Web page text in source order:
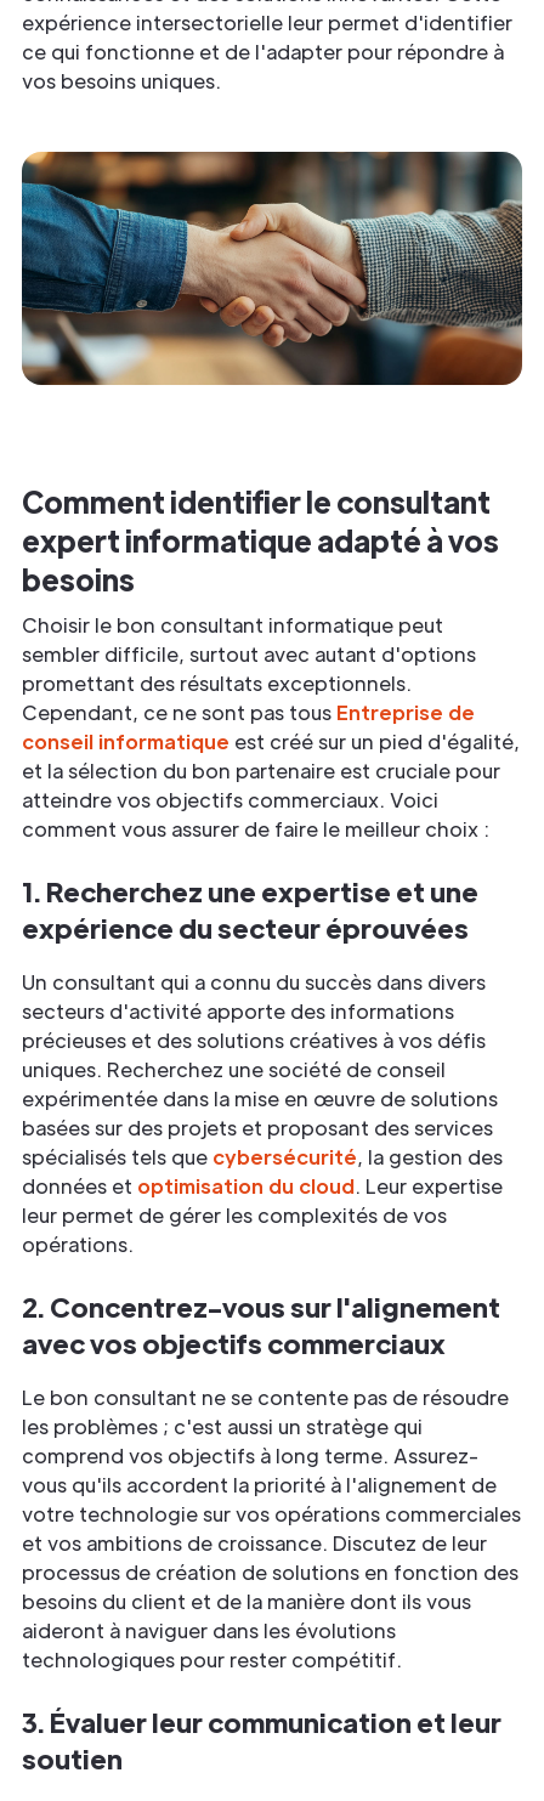
expérience intersectorielle leur permet d'identifier
ce qui fonctionne et de l'adapter pour répondre à
vos besoins uniques.
Comment identifier le consultant
expert informatique adapté à vos
besoins
Choisir le bon consultant informatique peut
sembler difficile, surtout avec autant d'options
promettant des résultats exceptionnels.
Cependant, ce ne sont pas tous Entreprise de
conseil informatique est créé sur un pied d'égalité,
et la sélection du bon partenaire est cruciale pour
atteindre vos objectifs commerciaux. Voici
comment vous assurer de faire le meilleur choix :
1. Recherchez une expertise et une
expérience du secteur éprouvées
Un consultant qui a connu du succès dans divers
secteurs d'activité apporte des informations
précieuses et des solutions créatives à vos défis
uniques. Recherchez une société de conseil
expérimentée dans la mise en œuvre de solutions
basées sur des projets et proposant des services
spécialisés tels que cybersécurité, la gestion des
données et optimisation du cloud. Leur expertise
leur permet de gérer les complexités de vos
opérations.
2. Concentrez-vous sur l'alignement
avec vos objectifs commerciaux
Le bon consultant ne se contente pas de résoudre
les problèmes ; c'est aussi un stratège qui
comprend vos objectifs à long terme. Assurez-
vous qu'ils accordent la priorité à l'alignement de
votre technologie sur vos opérations commerciales
et vos ambitions de croissance. Discutez de leur
processus de création de solutions en fonction des
besoins du client et de la manière dont ils vous
aideront à naviguer dans les évolutions
technologiques pour rester compétitif.
3. Évaluer leur communication et leur
soutien